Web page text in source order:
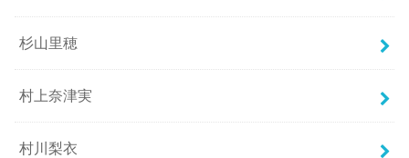
杉山里穂
村上奈津実
村川梨衣